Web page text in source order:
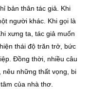
bản thân tác giả. Khi
người khác. Khi gọi là
xưng ta, tác giả muốn
thái độ trăn trở, bức
Đồng thời, nhiều câu
nêu những thất vọng, bi
của nhà thơ.